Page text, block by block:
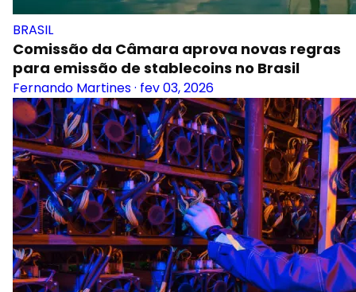
BRASIL
Comissão da Câmara aprova novas regras
para emissão de stablecoins no Brasil
Fernando Martines· fev 03, 2026